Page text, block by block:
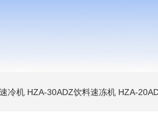
冷机 HZA-30ADZ饮料速冻机 HZA-